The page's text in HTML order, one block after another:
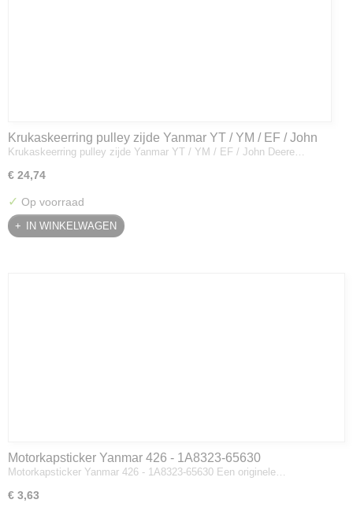
Krukaskeerring pulley zijde Yanmar YT / YM / EF / John
Deere - 119934-01800
Krukaskeerring pulley zijde Yanmar YT / YM / EF / John Deere…
€ 24,74
✓ Op voorraad
IN WINKELWAGEN
Motorkapsticker Yanmar 426 - 1A8323-65630
Motorkapsticker Yanmar 426 - 1A8323-65630 Een originele…
€ 3,63